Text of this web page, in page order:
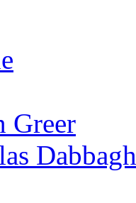
Greer
Dabbagh